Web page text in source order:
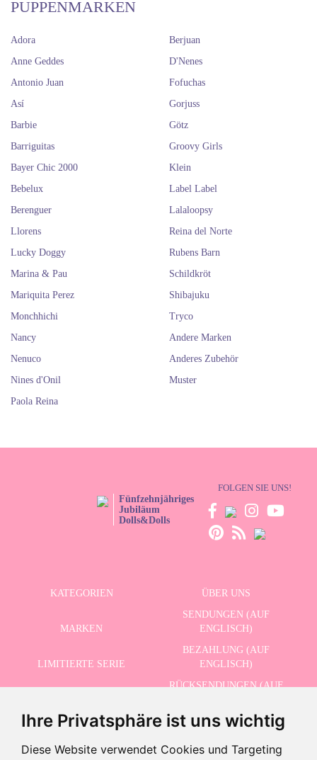
Ihre Privatsphäre ist uns wichtig
Diese Website verwendet Cookies und Targeting
PUPPENMARKEN
Adora
Anne Geddes
Antonio Juan
Así
Barbie
Barriguitas
Bayer Chic 2000
Bebelux
Berenguer
Berjuan
D'Nenes
Fofuchas
Gorjuss
Götz
Groovy Girls
Klein
Label Label
Lalaloopsy
Llorens
Lucky Doggy
Marina & Pau
Mariquita Perez
Monchhichi
Nancy
Nenuco
Nines d'Onil
Paola Reina
Reina del Norte
Rubens Barn
Schildkröt
Shibajuku
Tryco
Andere Marken
Anderes Zubehör
Muster
Fünfzehnjähriges
Jubiläum
Dolls&Dolls
FOLGEN SIE UNS!
KATEGORIEN ÜBER UNS
MARKEN
SENDUNGEN (AUF
ENGLISCH)
LIMITIERTE SERIE
BEZAHLUNG (AUF
ENGLISCH)
RÜCKSENDUNGEN (AUF
SCHLUSSVERKAUF
KONTAKT